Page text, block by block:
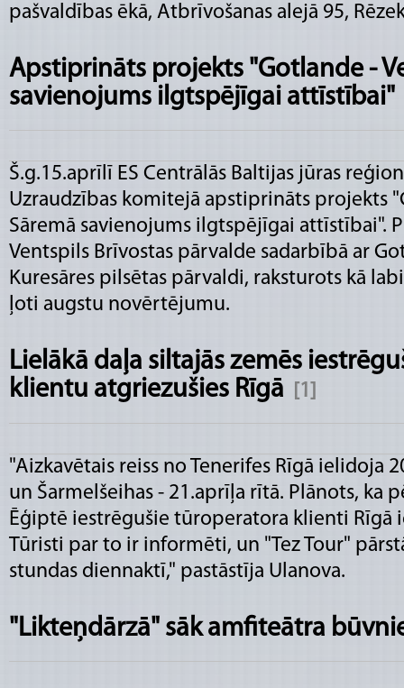
pašvaldības ēkā, Atbrīvošanas alejā 95,
Apstiprināts projekts "Gotlande -
savienojums ilgtspējīgai attīstībai"
Š.g.15.aprīlī ES Centrālās Baltijas jūras
Uzraudzības komitejā apstiprināts projekts
Sāremā savienojums ilgtspējīgai attīstībai".
Ventspils Brīvostas pārvalde sadarbībā ar
Kuresāres pilsētas pārvaldi, raksturots kā
ļoti augstu novērtējumu.
Lielākā daļa siltajās zemēs
klientu atgriezušies Rīgā
[1]
"Aizkavētais reiss no Tenerifes Rīgā ielidoja
un Šarmelšeihas - 21.aprīļa rītā. Plānots, ka
Ēģiptē iestrēgušie tūroperatora klienti Rīgā
Tūristi par to ir informēti, un "Tez Tour"
stundas diennaktī," pastāstīja Ulanova.
"Likteņdārzā" sāk amfiteātra